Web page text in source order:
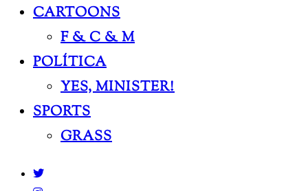
CARTOONS
F & C & M
POLÍTICA
YES, MINISTER!
SPORTS
GRASS